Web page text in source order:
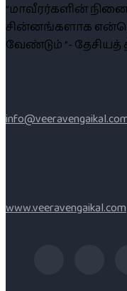
“மாவீரர்களின்
சின்னங்களாக
வேண்டும் ”-
www.veeravengaikal.com